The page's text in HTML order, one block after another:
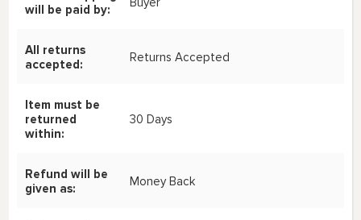
will be paid by:
All returns
accepted:
Returns Accepted
Item must be
returned
within:
30 Days
Refund will be
given as:
Money Back